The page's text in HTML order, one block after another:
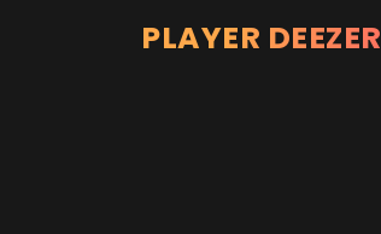
PLAYER DEEZER